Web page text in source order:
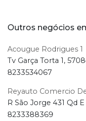
Outros negócios
Acougue Rodrigues 1
Tv Garça Torta 1,
8233534067
Reyauto Comercio
R São Jorge 431 Qd
8233388369